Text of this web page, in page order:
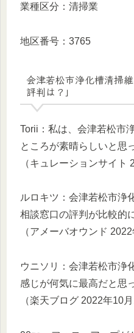
業種区分：清掃業
地区番号：3765
会津若松市浄化槽清掃
評判は？」
Torii：私は、会津若松市
ところが素晴らしいと思
（キュレーションサイト
ルロキツ：会津若松市浄
相談窓口の評判が比較的
（アメーバオウンド 2022
ウニソリ：会津若松市浄
感じが何気に最高だと思
（楽天ブログ 2022年10月